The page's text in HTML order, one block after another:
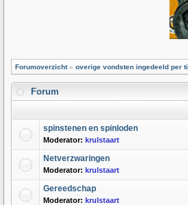
Forumoverzicht» overige vondsten ingedeeld per
Forum
spinstenen en spinloden
Moderator: krulstaart
Netverzwaringen
Moderator: krulstaart
Gereedschap
Moderator: krulstaart